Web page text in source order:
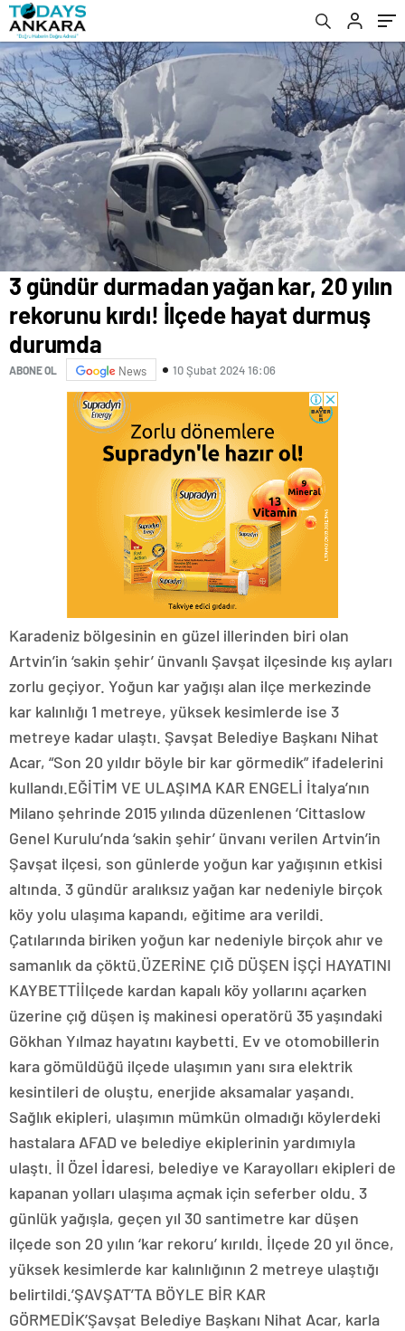
durumda
3 gündür durmadan yağan kar, 20 yılın
rekorunu kırdı! İlçede hayat durmuş
durumda
ABONE OL News 10 Şubat 2024 16:06
Karadeniz bölgesinin en güzel illerinden biri olan
Artvin’in ‘sakin şehir’ ünvanlı Şavşat ilçesinde kış ayları
zorlu geçiyor. Yoğun kar yağışı alan ilçe merkezinde
kar kalınlığı 1 metreye, yüksek kesimlerde ise 3
metreye kadar ulaştı. Şavşat Belediye Başkanı Nihat
Acar, “Son 20 yıldır böyle bir kar görmedik” ifadelerini
kullandı.EĞİTİM VE ULAŞIMA KAR ENGELİ İtalya’nın
Milano şehrinde 2015 yılında düzenlenen ‘Cittaslow
Genel Kurulu’nda ‘sakin şehir’ ünvanı verilen Artvin’in
Şavşat ilçesi, son günlerde yoğun kar yağışının etkisi
altında. 3 gündür aralıksız yağan kar nedeniyle birçok
köy yolu ulaşıma kapandı, eğitime ara verildi.
Çatılarında biriken yoğun kar nedeniyle birçok ahır ve
samanlık da çöktü.ÜZERİNE ÇIĞ DÜŞEN İŞÇİ HAYATINI
KAYBETTİİlçede kardan kapalı köy yollarını açarken
üzerine çığ düşen iş makinesi operatörü 35 yaşındaki
Gökhan Yılmaz hayatını kaybetti. Ev ve otomobillerin
kara gömüldüğü ilçede ulaşımın yanı sıra elektrik
kesintileri de oluştu, enerjide aksamalar yaşandı.
Sağlık ekipleri, ulaşımın mümkün olmadığı köylerdeki
hastalara AFAD ve belediye ekiplerinin yardımıyla
ulaştı. İl Özel İdaresi, belediye ve Karayolları ekipleri de
kapanan yolları ulaşıma açmak için seferber oldu. 3
günlük yağışla, geçen yıl 30 santimetre kar düşen
ilçede son 20 yılın ‘kar rekoru’ kırıldı. İlçede 20 yıl önce,
yüksek kesimlerde kar kalınlığının 2 metreye ulaştığı
belirtildi.’ŞAVŞAT’TA BÖYLE BİR KAR
GÖRMEDİK’Şavşat Belediye Başkanı Nihat Acar, karla